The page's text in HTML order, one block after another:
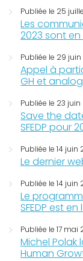
Publiée le 25
Les
2023 sont en
Publiée le 29
Appel à
GH et
Publiée le 23 juin
Save the
SFEDP pour
Publiée le 14 juin
Le dernier
Publiée le 14 juin
Le
SFEDP est en
Publiée le 17 mai
Michel Polak
Human